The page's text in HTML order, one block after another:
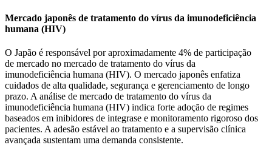
Mercado japonês de tratamento do vírus da imunodeficiência
humana (HIV)
O Japão é responsável por aproximadamente 4% de participação
de mercado no mercado de tratamento do vírus da
imunodeficiência humana (HIV). O mercado japonês enfatiza
cuidados de alta qualidade, segurança e gerenciamento de longo
prazo. A análise de mercado de tratamento do vírus da
imunodeficiência humana (HIV) indica forte adoção de regimes
baseados em inibidores de integrase e monitoramento rigoroso dos
pacientes. A adesão estável ao tratamento e a supervisão clínica
avançada sustentam uma demanda consistente.